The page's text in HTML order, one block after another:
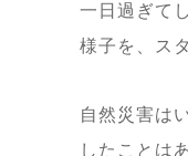
一日過ぎて
様子を、ス
自然災害は
したことは